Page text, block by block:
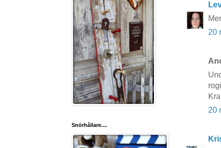
20
20
Snörhållare....